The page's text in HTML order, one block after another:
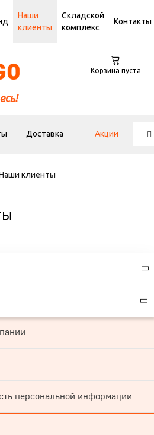
Наши
клиенты
Складской
комплекс
Контакты
Корзина пуста
Доставка Акции
клиенты
персональной информации